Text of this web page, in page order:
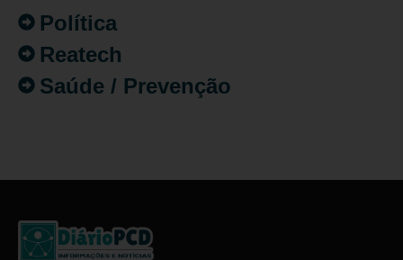
Política
Reatech
Saúde / Prevenção